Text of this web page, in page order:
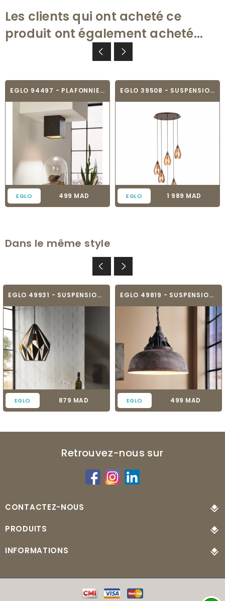
Les clients qui ont acheté ce
produit ont également acheté...
EGLO 94497 - PLAFONNIER - POLASSO
EGLO Prix
499 MAD
EGLO 39508 - SUSPENSION MODERNE - SIRACUSA
EGLO Prix
1 989 MAD
Dans le même style
EGLO 49931 - SUSPENSION VINTAGE - CARLTON 1
EGLO Prix
879 MAD
EGLO 49819 - SUSPENSION VINTAGE - GRANTHAM 1
EGLO Prix
499 MAD
Retrouvez-nous sur
CONTACTEZ-NOUS
PRODUITS
INFORMATIONS